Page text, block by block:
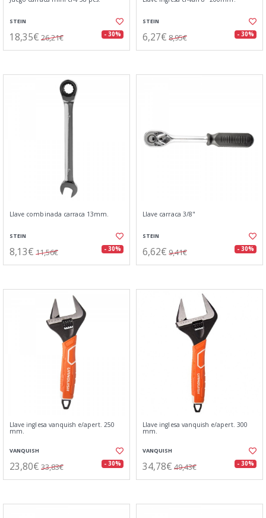
STEIN
18,35€ 26,21€ - 30%
STEIN
6,27€ 8,95€ - 30%
Llave combinada carraca 13mm.
STEIN
8,13€ 11,56€ - 30%
Llave carraca 3/8"
STEIN
6,62€ 9,41€ - 30%
Llave inglesa vanquish e/apert. 250
mm.
VANQUISH
23,80€ 33,83€ - 30%
Llave inglesa vanquish e/apert. 300
mm.
VANQUISH
34,78€ 49,43€ - 30%